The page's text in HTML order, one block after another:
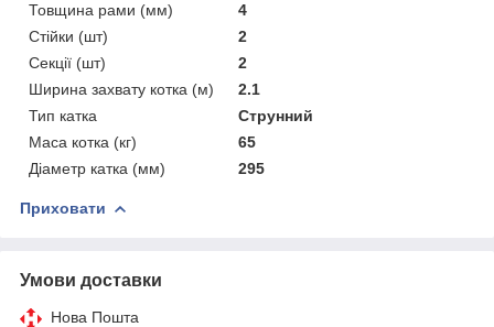
Товщина рами (мм)
4
Стійки (шт)
2
Секції (шт)
2
Ширина захвату котка (м)
2.1
Тип катка
Струнний
Маса котка (кг)
65
Діаметр катка (мм)
295
Приховати
Умови доставки
Нова Пошта